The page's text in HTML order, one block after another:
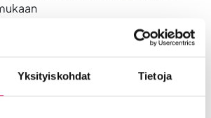
Yksityiskohdat Tietoja
asiakkaiden tapaamiseen
ja postiosoite yritykselle